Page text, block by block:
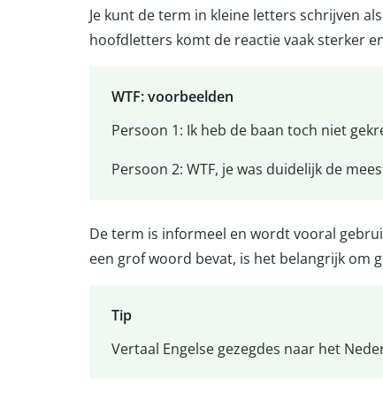
Je kunt de term in kleine letters schrijven
hoofdletters komt de reactie vaak sterker
WTF: voorbeelden
Persoon 1: Ik heb de baan toch niet
Persoon 2: WTF, je was duidelijk de
De term is informeel en wordt vooral
een grof woord bevat, is het belangrijk om
Tip
Vertaal Engelse gezegdes naar het